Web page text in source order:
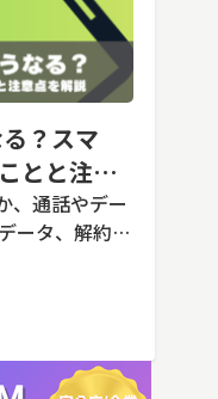
？スマ
とと注意
、通話やデー
ータ、解約や
さらに法人・